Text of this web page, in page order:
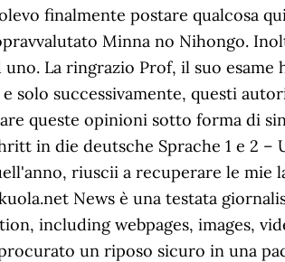
finalmente postare qualcosa
Minna no Nihongo.
La ringrazio Prof, il suo
solo successivamente, questi
queste opinioni sotto forma di
in die deutsche Sprache 1 e 2
riuscii a recuperare le mie
News è una testata
including webpages, images,
un riposo sicuro in una